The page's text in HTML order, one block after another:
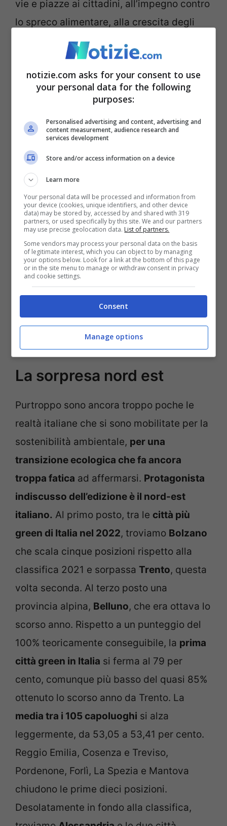
vie e piazze ai cittadini, all’impegno contro
lo spreco alimentare, alla crescita degli
spazi naturali.Ma una lettura attenta delle
aree urbanesi intuiscono anche le tante
emergenze, criticità e le troppe situazioni
ambientali scadenti o pessime, a
dei rifiutiche in tante città, anche molto
importanti, è a quasi arrivato al collasso.
La classifica delle città più green d’Italia premia il nord est
La sorpresa nord est
Purtroppo sono ancora troppo poche le
realtà italiane che si sono mobilitate per la
sostenibilità ambientale, per una
transizione ecologica che fa ancora
troppa fatica ad affermarsi. Protagonista
indiscusso dell’edizione è il nord-est
italiano. Al primo posto, tra le città più
green di Italia nel 2022, troviamo Bolzano
che scala cinque posizioni rispetto alla
classifica 2021 e sorpassa Trento, questa
volta seconda. Al terzo posto una
provincia alpina, Belluno, che era ottava lo
scorso anno. Rispetto a un punteggio del
100% teoricamente conseguibile, la prima
città green in Italia si ferma al 79 per
cento, comunque più basso del quasi 85%
ottenuto lo scorso anno da Trento. La
media tra i 105 capoluoghi si alza
leggermente, da 53,05 a 53,41 per cento.
Reggio Emilia, Cosenza e Treviso,
Pordenone, Forlì, La Spezia e Mantova
chiudono le prime dieci posizioni.
Desolatamente in fondo alla classifica,
notizie.com asks for your consent to use
your personal data for the following
purposes:
Personalised advertising and content, advertising and
content measurement, audience research and
services development
Store and/or access information on a device
Learn more
Your personal data will be processed and information from
your device (cookies, unique identifiers, and other device
data) may be stored by, accessed by and shared with 319
partners, or used specifically by this site. We and our partners
may use precise geolocation data. List of partners.
Some vendors may process your personal data on the basis
of legitimate interest, which you can object to by managing
your options below. Look for a link at the bottom of this page
or in the site menu to manage or withdraw consent in privacy
and cookie settings.
Consent
Manage options